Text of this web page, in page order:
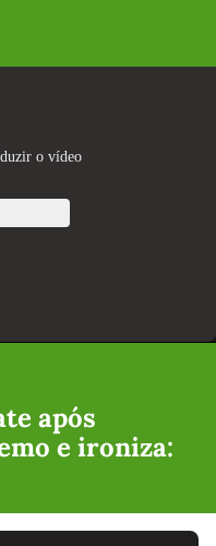
após
e ironiza: